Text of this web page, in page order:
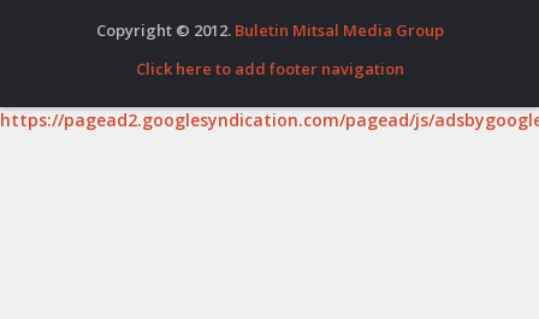
Copyright © 2012. Buletin Mitsal Media Group
Click here to add footer navigation
https://pagead2.googlesyndication.com/pagead/js/